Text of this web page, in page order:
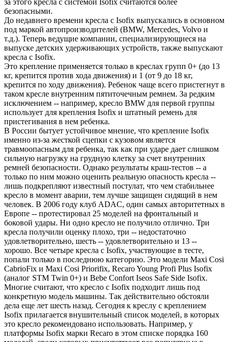
безопасными.
До недавнего времени кресла с Isofix выпускались в основном
под маркой автопроизводителей (BMW, Mercedes, Volvo и
т.д.). Теперь ведущие компании, специализирующиеся на
выпуске детских удерживающих устройств, также выпускают
кресла с Isofix.
Это крепление применяется только в креслах групп 0+ (до 13
кг, крепится против хода движения) и 1 (от 9 до 18 кг,
крепится по ходу движения). Ребенок чаще всего пристегнут в
таком кресле внутренним пятиточечным ремнем. За редким
исключением -- например, кресло BMW для первой группы
использует для крепления Isofix и штатный ремень для
пристегивания в нем ребенка.
В России бытует устойчивое мнение, что крепление Isofix
именно из-за жесткой сцепки с кузовом является
травмоопасным для ребенка, так как при ударе дает слишком
сильную нагрузку на грудную клетку за счет внутренних
ремней безопасности. Однако результаты краш-тестов -- а
только по ним можно оценить реальную опасность кресла --
лишь подкрепляют известный постулат, что чем стабильнее
кресло в момент аварии, тем лучше защищен сидящий в нем
человек. В 2006 году клуб ADAC, один самых авторитетных в
Европе -- протестировал 25 моделей на фронтальный и
боковой удары. Ни одно кресло не получило отлично. Три
кресла получили оценку плохо, три -- недостаточно
удовлетворительно, шесть -- удовлетворительно и 13 --
хорошо. Все четыре кресла с Isofix, участвующие в тесте,
попали только в последнюю категорию. Это модели Maxi Cosi
CabrioFix и Maxi Cosi Priorifix, Recaro Young Profi Plus Isofix
(аналог STM Twin 0+) и Bebe Confort Iseos Safe Side Isofix.
Многие считают, что кресло с Isofix подходит лишь под
конкретную модель машины. Так действительно обстояли
дела еще лет шесть назад. Сегодня к креслу с креплением
Isofix прилагается внушительный список моделей, в которых
это кресло рекомендовано использовать. Например, у
платформы Isofix марки Recaro в этом списке порядка 160